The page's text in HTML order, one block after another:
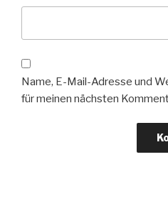
Name, E-Mail-Adresse und
für meinen nächsten